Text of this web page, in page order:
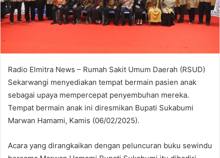
Radio Elmitra News – Rumah Sakit Umum Daerah (RSUD)
Sekarwangi menyediakan tempat bermain pasien anak
sebagai upaya mempercepat penyembuhan mereka.
Tempat bermain anak ini diresmikan Bupati Sukabumi
Marwan Hamami, Kamis (06/02/2025).
Acara yang dirangkaikan dengan peluncuran buku sewindu